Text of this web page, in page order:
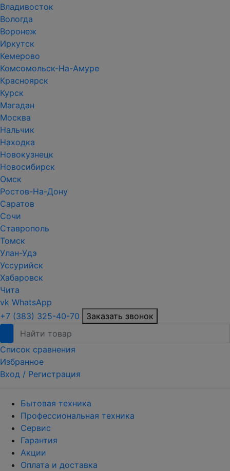
Владивосток
Вологда
Воронеж
Иркутск
Кемерово
Комсомольск-На-Амуре
Красноярск
Курск
Магадан
Москва
Нальчик
Находка
Новокузнецк
Новосибирск
Омск
Ростов-На-Дону
Саратов
Сочи
Ставрополь
Томск
Улан-Удэ
Уссурийск
Хабаровск
Чита
vk WhatsApp
+7 (383) 325-40-70
Заказать звонок
Список сравнения
Избранное
Вход / Регистрация
Бытовая техника
Профессиональная техника
Сервис
Гарантия
Акции
Оплата и доставка